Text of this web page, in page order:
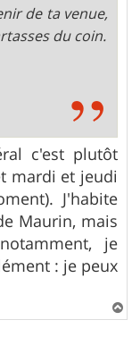
de ta venue,
du coin.
c'est plutôt
mardi et jeudi
J'habite
Maurin, mais
je
: je peux
a